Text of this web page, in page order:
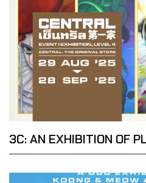
3C: AN EXHIBITION OF